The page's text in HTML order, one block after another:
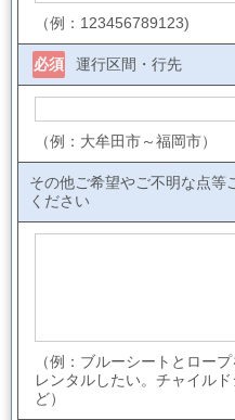
（例：123456789123)
運行区間・行先
必須
（例：大牟田市～福岡市）
その他ご希望やご不明な点等
ください
（例：ブルーシートとロー
レンタルしたい。チャイル
ど）